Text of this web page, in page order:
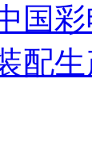
国
配